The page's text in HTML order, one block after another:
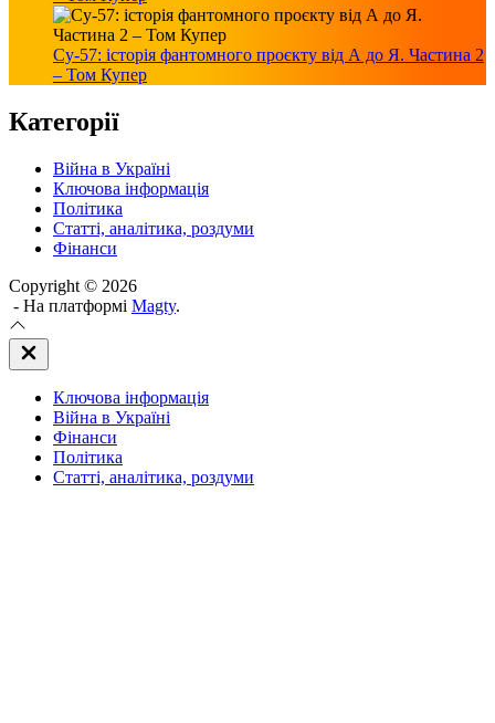
Су-57: історія фантомного проєкту від А до Я. Частина 2
– Том Купер
Категорії
Війна в Україні
Ключова інформація
Політика
Статті, аналітика, роздуми
Фінанси
Copyright © 2026
- На платформі Magty.
Закрити
Off
(поза
полотном)
Ключова інформація
Війна в Україні
Фінанси
Політика
Статті, аналітика, роздуми